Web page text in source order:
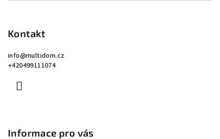
Kontakt
info@multidom.cz
+420499111074
Informace pro vás